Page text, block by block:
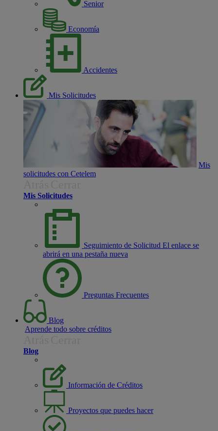
Senior
Economía
Accidentes
Mis Solicitudes
Mis
solicitudes con Cetelem
Mis Solicitudes
Seguimiento de Solicitud El enlace se
abrirá en una pestaña nueva
Preguntas Frecuentes
Blog
Aprende todo sobre créditos
Blog
Información de Créditos
Proyectos que puedes hacer